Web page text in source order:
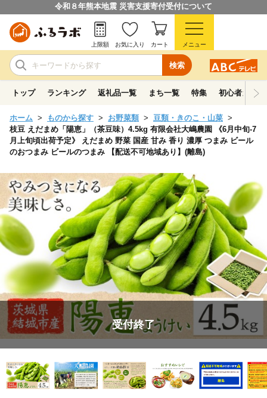
令和８年熊本地震 災害支援寄付受付について
検索
上限額 お気に入り カート メニュー
トップ ランキング 返礼品一覧 まち一覧 特集 初心者ガイド
ホーム ものから探す お野菜類
豆類・きのこ・山菜
枝豆 えだまめ「陽恵」（茶豆味）4.5kg 有限会社大嶋農園 《6月中旬-7
月上旬頃出荷予定》 えだまめ 野菜 国産 甘み 香り 濃厚 つまみ ビール
のおつまみ ビールのつまみ 【配送不可地域あり】(離島)
受付終了